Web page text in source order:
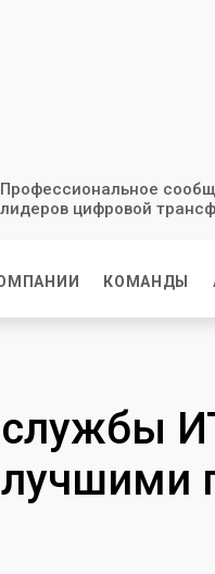
Профессиональное
лидеров цифровой
КОМАНДЫ
службы
лучшими